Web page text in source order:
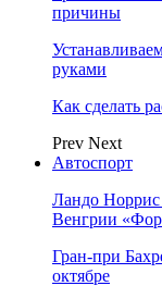
причины
руками
Как сделать
Prev Next
Автоспорт
Ландо Норрис
Венгрии
Гран‑при
октябре